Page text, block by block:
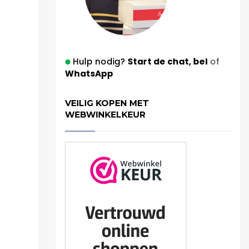
Hulp nodig? Start de chat,belof
WhatsApp
VEILIG KOPEN MET
WEBWINKELKEUR